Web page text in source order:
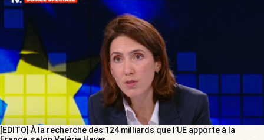
[EDITO] À la recherche des 124 milliards que l’UE apporte à la